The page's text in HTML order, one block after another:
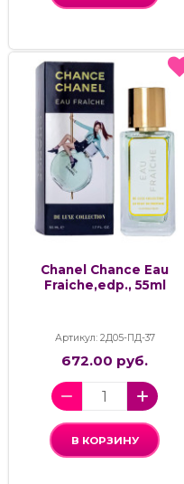
Chanel Chance Eau
Fraiche,edp., 55ml
Артикул: 2Д05-ПД-37
672.00 руб.
В КОРЗИНУ